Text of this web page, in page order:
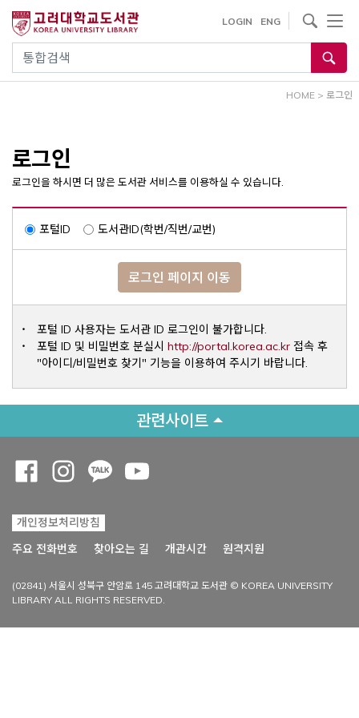
건
통합검색
LOGIN ENG
사이트내 검색
HOME > 로그인
로그인
로그인을 하시면 더 많은 도서관 서비스를 이용하실 수 있습니다.
포털ID 도서관ID(학번/직번/교번)
로그인 페이지 이동
포털 ID 사용자는 도서관 ID 로그인이 불가합니다.
포털 ID 및 비밀번호 분실시 http://portal.korea.ac.krOpens a
접속 후
"아이디/비밀번호 찾기" 기능을 이용하여 주시기 바랍니다.
관련사이트
개인정보처리방침
주요 전화번호
찾아오는 길 개관시간 원격지원
(02841) 서울시 성북구 안암로 145 고려대학교 도서관 © KOREA UNIVERSITY
LIBRARY ALL RIGHTS RESERVED.
Opens a new window
Opens a new window
Opens a new window